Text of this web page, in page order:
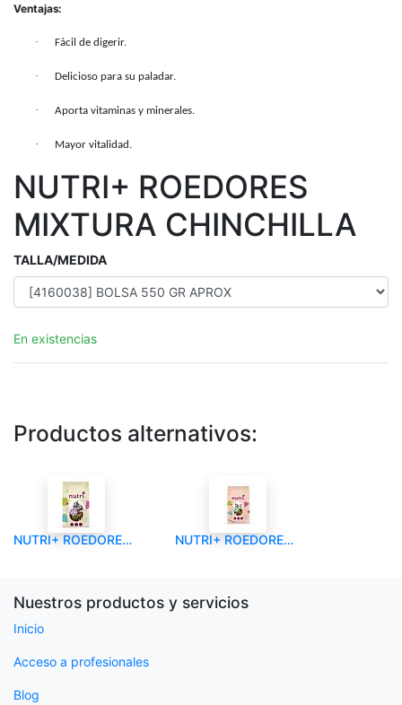
Ventajas:
· Fácil de digerir.
· Delicioso para su paladar.
· Aporta vitaminas y minerales.
· Mayor vitalidad.
NUTRI+ ROEDORES
MIXTURA CHINCHILLA
TALLA/MEDIDA
En existencias
Productos alternativos:
NUTRI+ ROEDORES MIXTURA CONEJO ENANO NUTRI+ ROEDORES MIXTURA HAMSTER Y ARDILLA
Nuestros productos y servicios
Inicio
Acceso a profesionales
Blog